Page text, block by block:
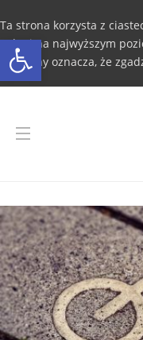
Otwórz pasek narzędzi
Ta strona korzysta z
usługi na najwyższym
ze strony oznacza, że